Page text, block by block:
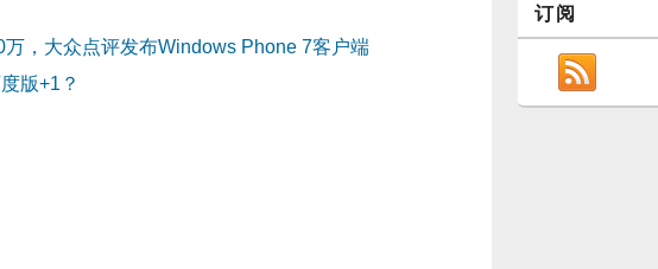
，大众点评发布Windows Phone 7客户端
版+1？
订阅